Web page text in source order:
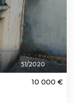
51/2020
10 000 €